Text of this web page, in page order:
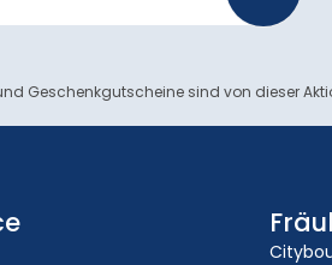
Geschenkgutscheine sind von dieser